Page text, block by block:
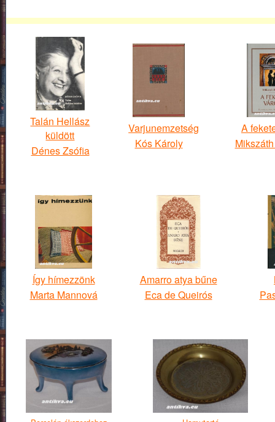
Talán Hellász
küldött
Dénes Zsófia
Varjunemzetség
Kós Károly
A
Így hímezzönk
Marta Mannová
Amarro atya bűne
Eca de Queirós